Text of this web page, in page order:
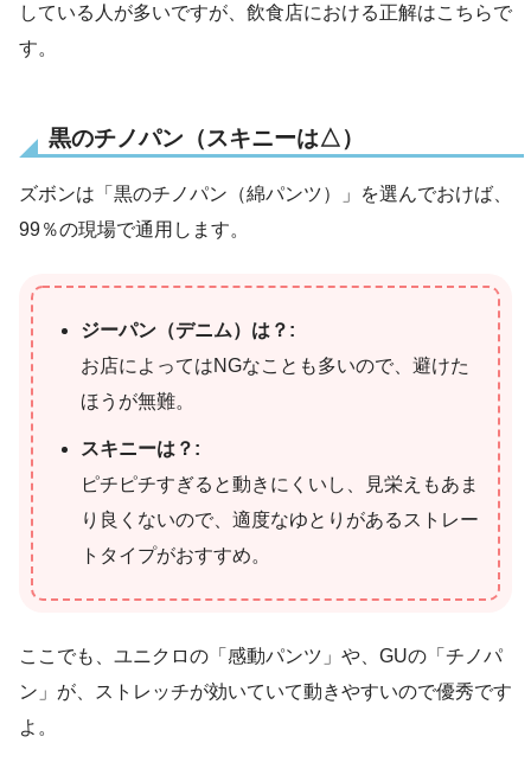
している人が多いですが、飲食店における正解はこちらで
す。
黒のチノパン（スキニーは△）
ズボンは「黒のチノパン（綿パンツ）」を選んでおけば、
99％の現場で通用します。
ジーパン（デニム）は？:
お店によってはNGなことも多いので、避けた
ほうが無難。
スキニーは？:
ピチピチすぎると動きにくいし、見栄えもあま
り良くないので、適度なゆとりがあるストレー
トタイプがおすすめ。
ここでも、ユニクロの「感動パンツ」や、GUの「チノパ
ン」が、ストレッチが効いていて動きやすいので優秀です
よ。